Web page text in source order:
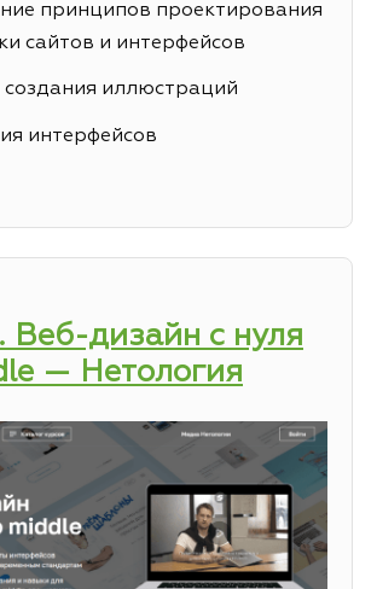
принципов проектирования
сайтов и интерфейсов
иллюстраций
интерфейсов
Веб-дизайн с нуля
— Нетология